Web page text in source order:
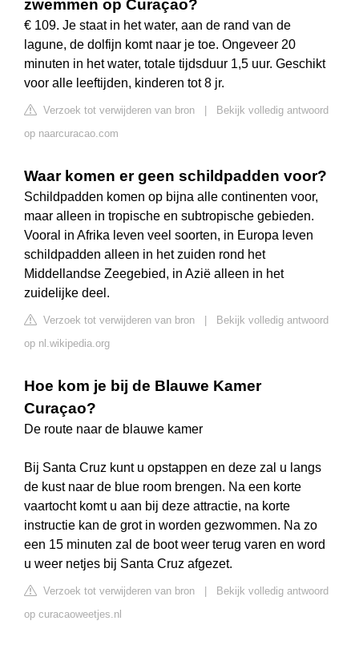
zwemmen op Curaçao?
€ 109. Je staat in het water, aan de rand van de
lagune, de dolfijn komt naar je toe. Ongeveer 20
minuten in het water, totale tijdsduur 1,5 uur. Geschikt
voor alle leeftijden, kinderen tot 8 jr.
Verzoek tot verwijderen van bron
Bekijk volledig antwoord
op naarcuracao.com
Waar komen er geen schildpadden voor?
Schildpadden komen op bijna alle continenten voor,
maar alleen in tropische en subtropische gebieden.
Vooral in Afrika leven veel soorten, in Europa leven
schildpadden alleen in het zuiden rond het
Middellandse Zeegebied, in Azië alleen in het
zuidelijke deel.
Verzoek tot verwijderen van bron
Bekijk volledig antwoord
op nl.wikipedia.org
Hoe kom je bij de Blauwe Kamer
Curaçao?
De route naar de blauwe kamer
Bij Santa Cruz kunt u opstappen en deze zal u langs
de kust naar de blue room brengen. Na een korte
vaartocht komt u aan bij deze attractie, na korte
instructie kan de grot in worden gezwommen. Na zo
een 15 minuten zal de boot weer terug varen en word
u weer netjes bij Santa Cruz afgezet.
Verzoek tot verwijderen van bron
Bekijk volledig antwoord
op curacaoweetjes.nl